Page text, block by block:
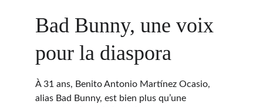
Bad Bunny, une voix
pour la diaspora
À 31 ans, Benito Antonio Martínez Ocasio,
alias Bad Bunny, est bien plus qu’une